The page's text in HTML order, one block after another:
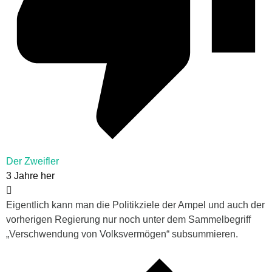
Der Zweifler
3 Jahre her
Eigentlich kann man die Politikziele der Ampel und auch der
vorherigen Regierung nur noch unter dem Sammelbegriff
„Verschwendung von Volksvermögen“ subsummieren.